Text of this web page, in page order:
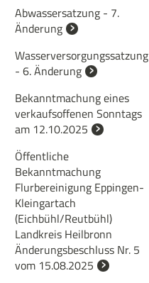
Abwassersatzung - 7.
Änderung
Wasserversorgungssatzung
- 6. Änderung
Bekanntmachung eines
verkaufsoffenen Sonntags
am 12.10.2025
Öffentliche
Bekanntmachung
Flurbereinigung Eppingen-
Kleingartach
(Eichbühl/Reutbühl)
Landkreis Heilbronn
Änderungsbeschluss Nr. 5
vom 15.08.2025